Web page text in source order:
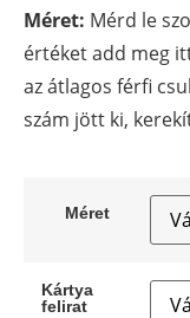
Méret: Mérd le
értéket add meg
az átlagos férfi
szám jött ki,
Méret
Kártya
felirat